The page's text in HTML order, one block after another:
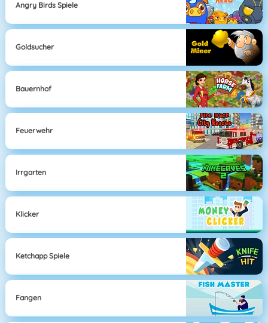
Angry Birds Spiele
Goldsucher
Bauernhof
Feuerwehr
Irrgarten
Klicker
Ketchapp Spiele
Fangen